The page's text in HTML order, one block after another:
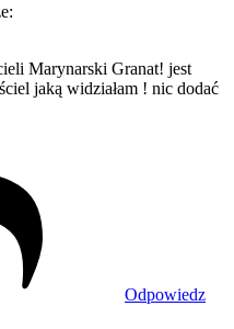
Marynarski Granat! jest
jaką widziałam ! nic dodać
Odpowiedz